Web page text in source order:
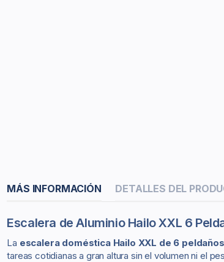
MÁS INFORMACIÓN DETALLES DEL
Escalera de Aluminio Hailo XXL 6
La escalera doméstica Hailo XXL de 6 peldaños
tareas cotidianas a gran altura sin el volumen ni el